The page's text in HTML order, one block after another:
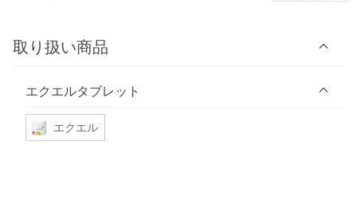
取り扱い商品
エクエルタブレット
エクエル